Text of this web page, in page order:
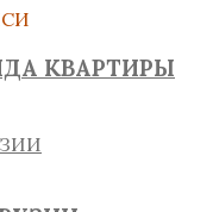
КВАРТИРЫ